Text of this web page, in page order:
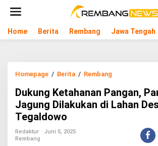
t
Home Berita Rembang Jawa Tengah
Homepage / Berita / Rembang
k
u
n
Dukung Ketahanan Pangan,
Jagung Dilakukan di Lahan
Tegaldowo
Redaktur
Juni 5, 2025
Rembang